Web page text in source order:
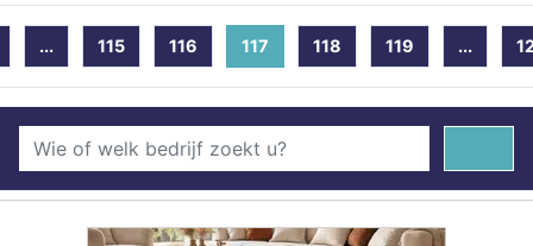
... 115 116 117 (current)
118 119 ...